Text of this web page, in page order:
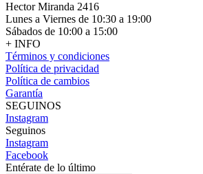
Hector Miranda 2416
Lunes a Viernes de 10:30 a 19:00
Sábados de 10:00 a 15:00
+ INFO
Términos y condiciones
Política de privacidad
Política de cambios
Garantía
SEGUINOS
Instagram
Seguinos
Instagram
Facebook
Entérate de lo último